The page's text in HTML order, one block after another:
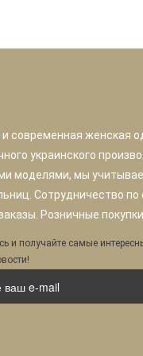
и современная женская
украинского
моделями, мы
Сотрудничество
Розничные покупки.
и получайте самые